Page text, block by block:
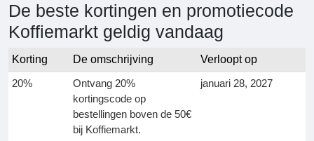
De beste kortingen en promotiecode
Koffiemarkt geldig vandaag
Korting De omschrijving
Verloopt op
20%
Ontvang 20%
kortingscode op
bestellingen boven de 50€
bij Koffiemarkt.
januari 28, 2027